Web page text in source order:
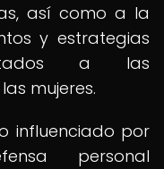
así como a la
y estrategias
a las
mujeres.
influenciado por
personal